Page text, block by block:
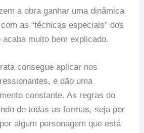
a obra ganhar uma dinâmica
as “técnicas especiais” dos
muito bem explicado.
consegue aplicar nos
e dão uma
constante. As regras do
de todas as formas, seja por
algum personagem que está